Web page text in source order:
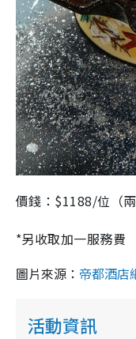
價錢：$1188/位（兩
*另收取加一服務費
圖片來源： 帝都酒店
活動資訊